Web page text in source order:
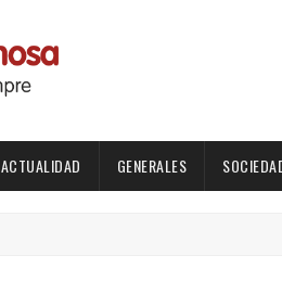
ACTUALIDAD GENERALES